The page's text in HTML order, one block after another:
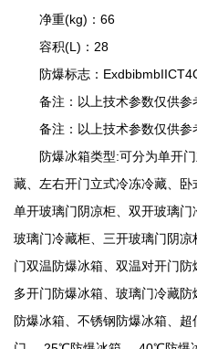
净重(kg)：66
容积(L)：28
防爆标志：
备注：以上技术参数仅供参
备注：以上技术参数仅供参
防爆冰箱类型:可分为单开门
藏、左右开门立式冷冻冷藏、卧
单开玻璃门阴凉柜、双开玻璃
玻璃门冷藏柜、三开玻璃门阴
门双温防爆冰箱、双温对开门
多开门防爆冰箱、玻璃门冷藏
防爆冰箱、不锈钢防爆冰箱、